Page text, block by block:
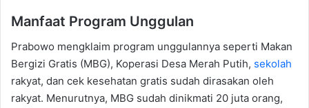
Manfaat Program Unggulan
Prabowo mengklaim program unggulannya seperti Makan
Bergizi Gratis (MBG), Koperasi Desa Merah Putih, sekolah
rakyat, dan cek kesehatan gratis sudah dirasakan oleh
rakyat. Menurutnya, MBG sudah dinikmati 20 juta orang,